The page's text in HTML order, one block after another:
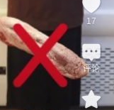
17
评论